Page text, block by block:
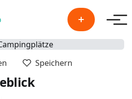
Speichern